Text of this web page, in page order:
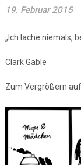
19. Februar 2015
„Ich lache niemals,
Clark Gable
Zum Vergrößern